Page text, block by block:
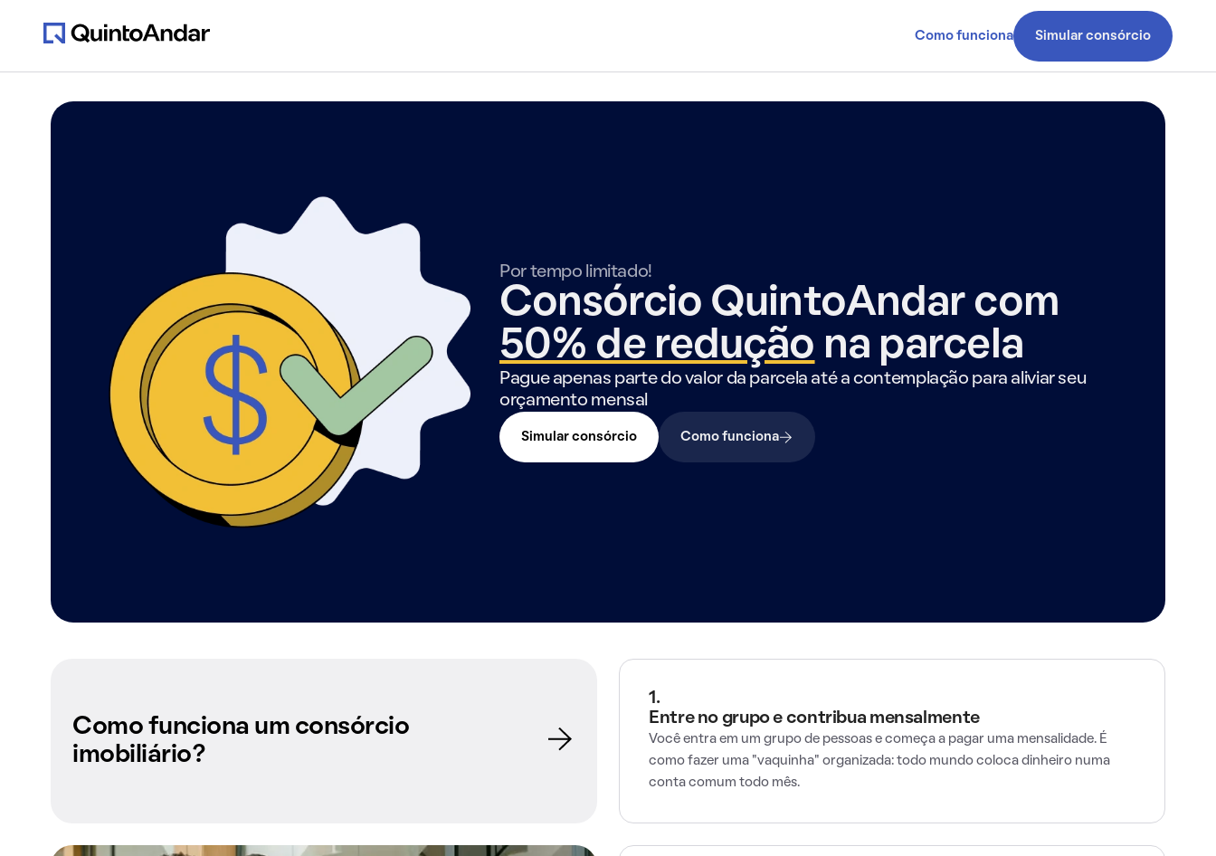
Como funciona Simular consórcio
Por tempo limitado!
Consórcio QuintoAndar com
50% de redução na parcela
Pague apenas parte do valor da parcela até a contemplação para aliviar seu
orçamento mensal
Simular consórcio Como funciona
Como funciona um consórcio
imobiliário?
1.
Entre no grupo e contribua mensalmente
Você entra em um grupo de pessoas e começa a pagar uma mensalidade. É
como fazer uma "vaquinha" organizada: todo mundo coloca dinheiro numa
conta comum todo mês.